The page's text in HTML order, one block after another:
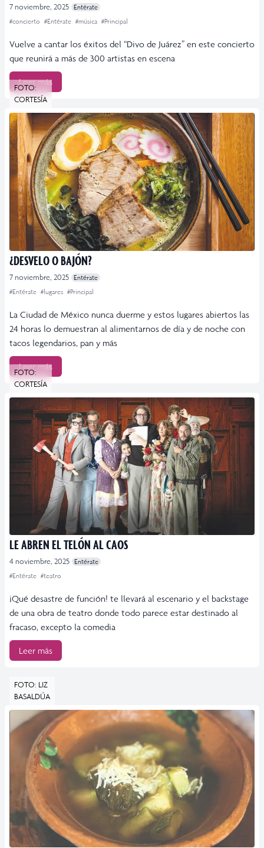
7 noviembre, 2025 Entérate
#concierto #Entérate #música #Principal
Vuelve a cantar los éxitos del “Divo de Juárez” en este concierto
que reunirá a más de 300 artistas en escena
Leer más
FOTO:
CORTESÍA
¿DESVELO O BAJÓN?
7 noviembre, 2025 Entérate
#Entérate #lugares #Principal
La Ciudad de México nunca duerme y estos lugares abiertos las
24 horas lo demuestran al alimentarnos de día y de noche con
tacos legendarios, pan y más
Leer más
FOTO:
CORTESÍA
LE ABREN EL TELÓN AL CAOS
4 noviembre, 2025 Entérate
#Entérate #teatro
¡Qué desastre de función! te llevará al escenario y el backstage
de una obra de teatro donde todo parece estar destinado al
fracaso, excepto la comedia
Leer más
FOTO: LIZ
BASALDÚA